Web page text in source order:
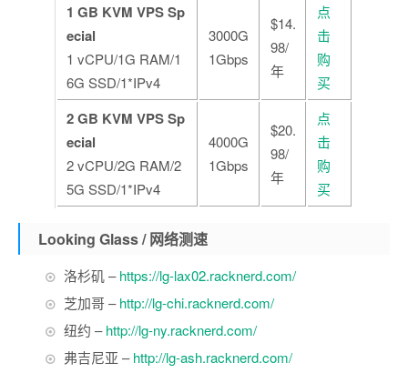
1 GB KVM VPS Sp
ecial
1 vCPU/1G RAM/1
6G SSD/1*IPv4
3000G
1Gbps
$14.
98/
年
点
击
购
买
2 GB KVM VPS Sp
ecial
2 vCPU/2G RAM/2
5G SSD/1*IPv4
4000G
1Gbps
$20.
98/
年
点
击
购
买
Looking Glass / 网络测速
洛杉矶 –https://lg-lax02.racknerd.com/
芝加哥 –http://lg-chi.racknerd.com/
纽约 –http://lg-ny.racknerd.com/
弗吉尼亚 –http://lg-ash.racknerd.com/